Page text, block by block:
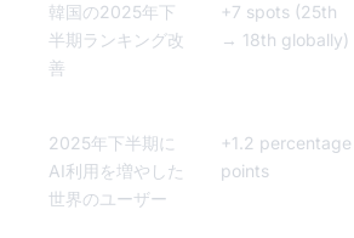
韓国の2025年下
半期ランキング改
善
+7 spots (25th
→ 18th globally)
2025年下半期に
AI利用を増やした
世界のユーザー
+1.2 percentage
points